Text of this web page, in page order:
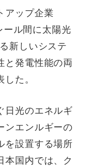
アップ企業
ール間に太陽光
新しいシステ
と発電性能の両
た。
日光のエネルギ
ンエンルギーの
を設置する場所
本国内では、ク